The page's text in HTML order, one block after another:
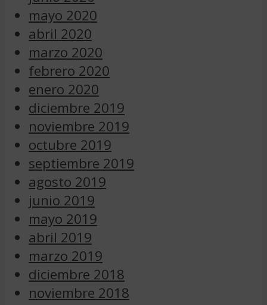
mayo 2020
abril 2020
marzo 2020
febrero 2020
enero 2020
diciembre 2019
noviembre 2019
octubre 2019
septiembre 2019
agosto 2019
junio 2019
mayo 2019
abril 2019
marzo 2019
diciembre 2018
noviembre 2018